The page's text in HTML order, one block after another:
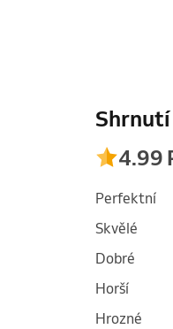
4.99
Perfektní
Skvělé
Dobré
Horší
Hrozné